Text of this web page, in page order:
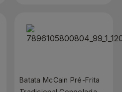
Batata McCain Pré-Frita